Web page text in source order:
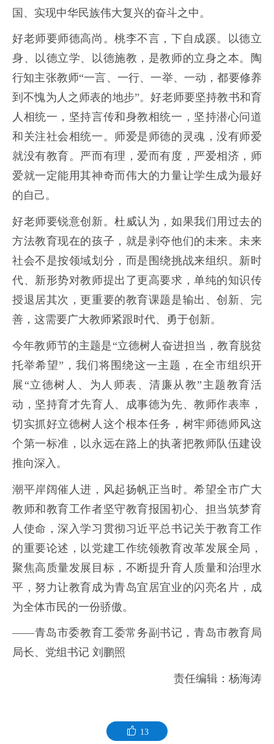
国、实现中华民族伟大复兴的奋斗之中。
好老师要师德高尚。桃李不言，下自成蹊。以德立
身、以德立学、以德施教，是教师的立身之本。陶
行知主张教师“一言、一行、一举、一动，都要修养
到不愧为人之师表的地步”。好老师要坚持教书和育
人相统一，坚持言传和身教相统一，坚持潜心问道
和关注社会相统一。师爱是师德的灵魂，没有师爱
就没有教育。严而有理，爱而有度，严爱相济，师
爱就一定能用其神奇而伟大的力量让学生成为最好
的自己。
好老师要锐意创新。杜威认为，如果我们用过去的
方法教育现在的孩子，就是剥夺他们的未来。未来
社会不是按领域划分，而是围绕挑战来组织。新时
代、新形势对教师提出了更高要求，单纯的知识传
授退居其次，更重要的教育课题是输出、创新、完
善，这需要广大教师紧跟时代、勇于创新。
今年教师节的主题是“立德树人奋进担当，教育脱贫
托举希望”，我们将围绕这一主题，在全市组织开
展“立德树人、为人师表、清廉从教”主题教育活
动，坚持育才先育人、成事德为先、教师作表率，
切实抓好立德树人这个根本任务，树牢师德师风这
个第一标准，以永远在路上的执著把教师队伍建设
推向深入。
潮平岸阔催人进，风起扬帆正当时。希望全市广大
教师和教育工作者坚守教育报国初心、担当筑梦育
人使命，深入学习贯彻习近平总书记关于教育工作
的重要论述，以党建工作统领教育改革发展全局，
聚焦高质量发展目标，不断提升育人质量和治理水
平，努力让教育成为青岛宜居宜业的闪亮名片，成
为全体市民的一份骄傲。
——青岛市委教育工委常务副书记，青岛市教育局
局长、党组书记 刘鹏照
责任编辑：杨海涛
13